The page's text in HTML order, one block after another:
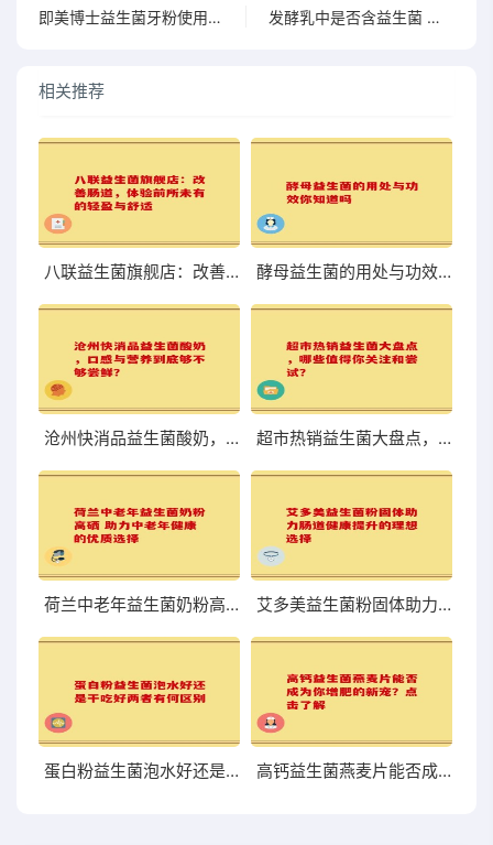
即美博士益生菌牙粉使用全攻略，告别口腔烦恼 发酵乳中是否含益生菌 探究发酵乳与益生菌的关系
相关推荐
八联益生菌旗舰店：改善肠道，体验前所未有的轻盈与舒适 酵母益生菌的用处与功效你知道吗
沧州快消品益生菌酸奶，口感与营养到底够不够尝鲜？ 超市热销益生菌大盘点，哪些值得你关注和尝试？
荷兰中老年益生菌奶粉高硒 助力中老年健康的优质选择 艾多美益生菌粉固体助力肠道健康提升的理想选择
蛋白粉益生菌泡水好还是干吃好两者有何区别 高钙益生菌燕麦片能否成为你增肥的新宠？点击了解